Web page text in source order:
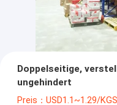
Doppelseitige,
ungehindert
Preis：USD1.1~1.29/KGS